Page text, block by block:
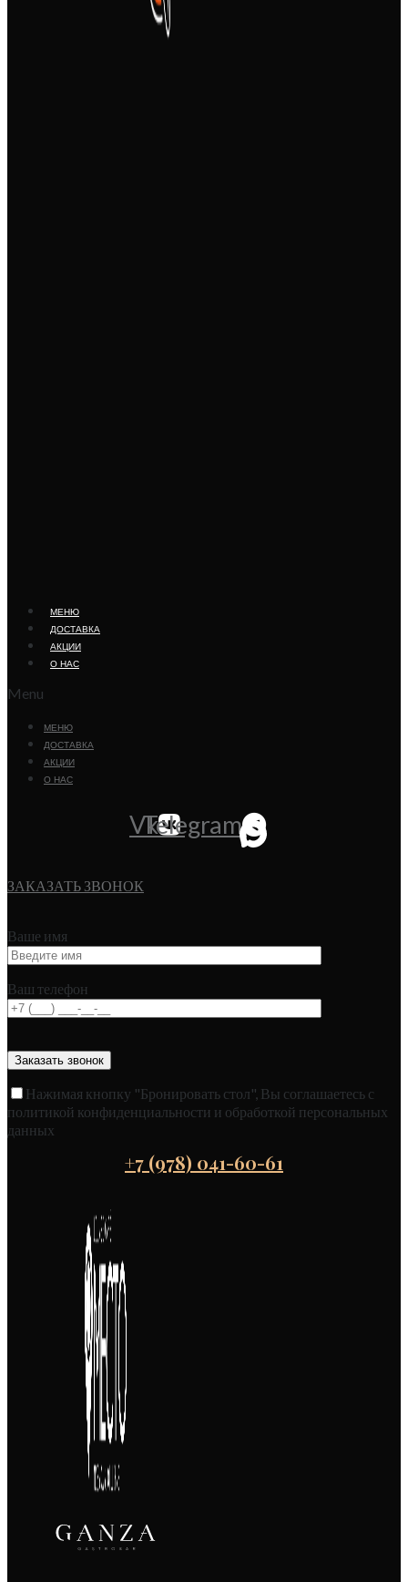
МЕНЮ
ДОСТАВКА
АКЦИИ
О НАС
Menu
МЕНЮ
ДОСТАВКА
АКЦИИ
О НАС
VkTelegram
ЗАКАЗАТЬ ЗВОНОК
Ваше имя
Ваш телефон
Нажимая кнопку "Бронировать стол", Вы соглашаетесь с
политикой конфиденциальности и обработкой персональных
данных
+7 (978) 041-60-61